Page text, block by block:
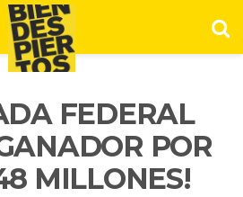
FEDERAL
POR
MILLONES!